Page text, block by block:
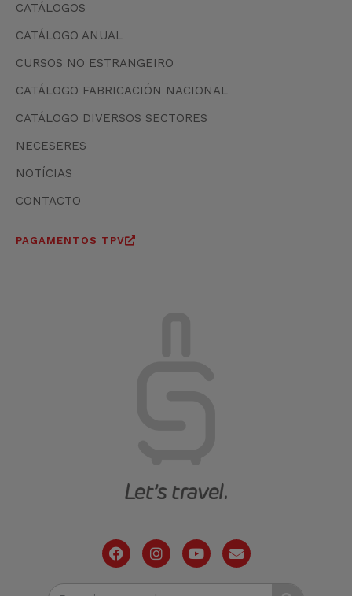
CATÁLOGOS
CATÁLOGO ANUAL
CURSOS NO ESTRANGEIRO
CATÁLOGO FABRICACIÓN NACIONAL
CATÁLOGO DIVERSOS SECTORES
NECESERES
NOTÍCIAS
CONTACTO
PAGAMENTOS TPV